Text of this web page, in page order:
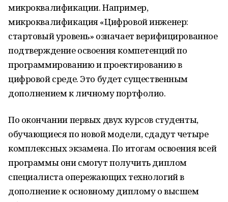
микроквалификации. Например,
микроквалификация «Цифровой инженер:
стартовый уровень» означает верифицированное
подтверждение освоения компетенций по
программированию и проектированию в
цифровой среде. Это будет существенным
дополнением к личному портфолио.
По окончании первых двух курсов студенты,
обучающиеся по новой модели, сдадут четыре
комплексных экзамена. По итогам освоения всей
программы они смогут получить диплом
специалиста опережающих технологий в
дополнение к основному диплому о высшем